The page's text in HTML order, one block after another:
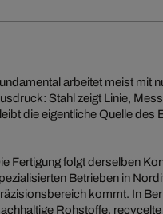
arbeitet meist mit
Stahl zeigt Linie,
die eigentliche Quelle des
Fertigung folgt derselben
Betrieben in
kommt. In
Rohstoffe,